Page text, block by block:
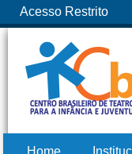
Acesso Restrito
Home